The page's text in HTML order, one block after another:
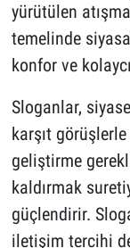
yürütülen
temelinde
konfor ve
Sloganlar,
karşıt
geliştirme
kaldırmak
güçlendirir.
iletişim tercihi